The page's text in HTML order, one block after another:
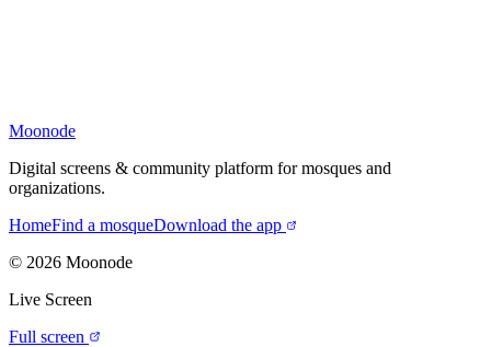
Moonode
Digital screens & community platform for mosques and
organizations.
HomeFind a mosqueDownload the app
© 2026 Moonode
Live Screen
Full screen